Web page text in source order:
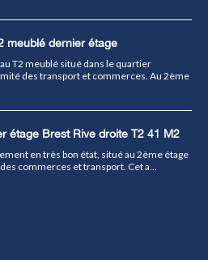
meublé dernier étage
T2 meublé situé dans le quartier
des transport et commerces. Au 2ème
étage Brest Rive droite T2 41 M2
en très bon état, situé au 2ème étage
commerces et transport. Cet a...